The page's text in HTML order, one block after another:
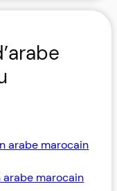
arabe marocain
arabe marocain